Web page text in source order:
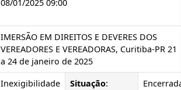
08/01/2025 09:00
IMERSÃO EM DIREITOS E DEVERES DOS
VEREADORES E VEREADORAS, Curitiba-PR 21
a 24 de janeiro de 2025
Inexigibilidade Situação: